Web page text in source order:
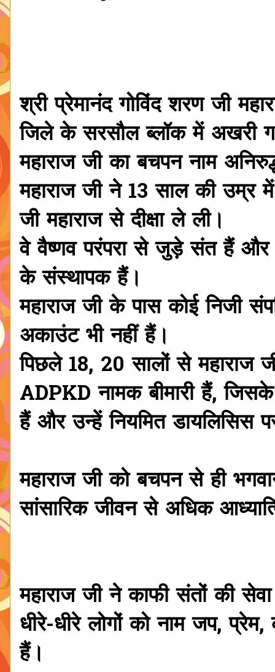
श्री प्रेमानंद गोविंद शरण जी
जिले के सरसौल ब्लॉक में अखरी
महाराज जी का बचपन नाम
महाराज जी ने 13 साल की उम्र
जी महाराज से दीक्षा ले ली।
वे वैष्णव परंपरा से जुड़े संत हैं और
के संस्थापक हैं।
महाराज जी के पास कोई निजी
अकाउंट भी नहीं हैं।
पिछले 18, 20 सालों से महाराज
ADPKD नामक बीमारी हैं,
हैं और उन्हें नियमित डायलिसिस
महाराज जी को बचपन से ही
सांसारिक जीवन से अधिक
महाराज जी ने काफी संतों की
धीरे-धीरे लोगों को नाम जप,
हैं।